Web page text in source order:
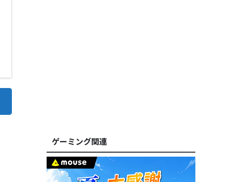
ゲーミング関連